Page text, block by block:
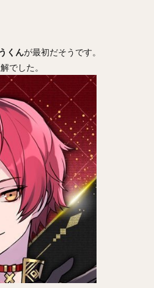
くんが最初だそうです。
でした。